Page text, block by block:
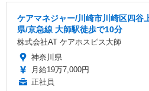
ケアマネジャー/川崎市川崎区四谷
県/京急線 大師駅徒歩で10分
株式会社AT ケアホスピス大師
神奈川県
月給19万7,000円
正社員